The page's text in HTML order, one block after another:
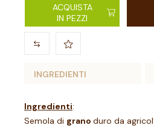
ACQUISTA
IN PEZZI
INGREDIENTI
Ingredienti:
Semola di grano duro da